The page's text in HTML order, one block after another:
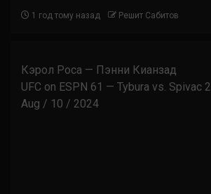
1 год тому назад Решит Сабитов
Кэрол Роса — Пэнни Кианзад
UFC on ESPN 61 — Tybura vs. Spivac 2
Aug / 10 / 2024